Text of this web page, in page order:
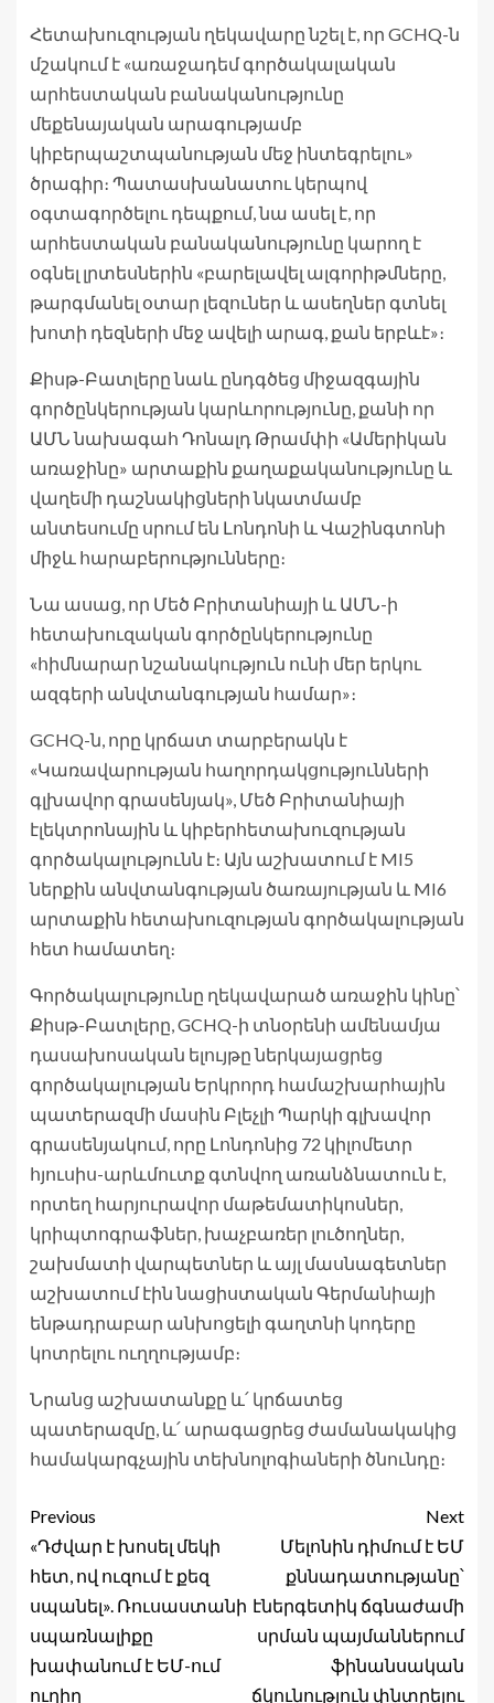
Հետախուզության ղեկավարը նշել է, որ GCHQ-ն
մշակում է «առաջադեմ գործակալական
արհեստական ​​բանականությունը
մեքենայական արագությամբ
կիբերպաշտպանության մեջ ինտեգրելու»
ծրագիր։ Պատասխանատու կերպով
օգտագործելու դեպքում, նա ասել է, որ
արհեստական ​​բանականությունը կարող է
օգնել լրտեսներին «բարելավել ալգորիթմները,
թարգմանել օտար լեզուներ և ասեղներ գտնել
խոտի դեզների մեջ ավելի արագ, քան երբևէ»։
Քիսթ-Բատլերը նաև ընդգծեց միջազգային
գործընկերության կարևորությունը, քանի որ
ԱՄՆ նախագահ Դոնալդ Թրամփի «Ամերիկան ​​
առաջինը» արտաքին քաղաքականությունը և
վաղեմի դաշնակիցների նկատմամբ
անտեսումը սրում են Լոնդոնի և Վաշինգտոնի
միջև հարաբերությունները։
Նա ասաց, որ Մեծ Բրիտանիայի և ԱՄՆ-ի
հետախուզական գործընկերությունը
«հիմնարար նշանակություն ունի մեր երկու
ազգերի անվտանգության համար»։
GCHQ-ն, որը կրճատ տարբերակն է
«Կառավարության հաղորդակցությունների
գլխավոր գրասենյակ», Մեծ Բրիտանիայի
էլեկտրոնային և կիբերհետախուզության
գործակալությունն է։ Այն աշխատում է MI5
ներքին անվտանգության ծառայության և MI6
արտաքին հետախուզության գործակալության
հետ համատեղ։
Գործակալությունը ղեկավարած առաջին կինը՝
Քիսթ-Բատլերը, GCHQ-ի տնօրենի ամենամյա
դասախոսական ելույթը ներկայացրեց
գործակալության Երկրորդ համաշխարհային
պատերազմի մասին Բլեչլի Պարկի գլխավոր
գրասենյակում, որը Լոնդոնից 72 կիլոմետր
հյուսիս-արևմուտք գտնվող առանձնատուն է,
որտեղ հարյուրավոր մաթեմատիկոսներ,
կրիպտոգրաֆներ, խաչբառեր լուծողներ,
շախմատի վարպետներ և այլ մասնագետներ
աշխատում էին նացիստական ​​Գերմանիայի
ենթադրաբար անխոցելի գաղտնի կոդերը
կոտրելու ուղղությամբ։
Նրանց աշխատանքը և՛ կրճատեց
պատերազմը, և՛ արագացրեց ժամանակակից
համակարգչային տեխնոլոգիաների ծնունդը։
Previous
«Դժվար է խոսել մեկի
հետ, ով ուզում է քեզ
սպանել». Ռուսաստանի
սպառնալիքը
խափանում է ԵՄ-ում
ուղիղ
Next
Մելոնին դիմում է ԵՄ
քննադատությանը՝
էներգետիկ ճգնաժամի
սրման պայմաններում
ֆինանսական
ճկունություն փնտրելու